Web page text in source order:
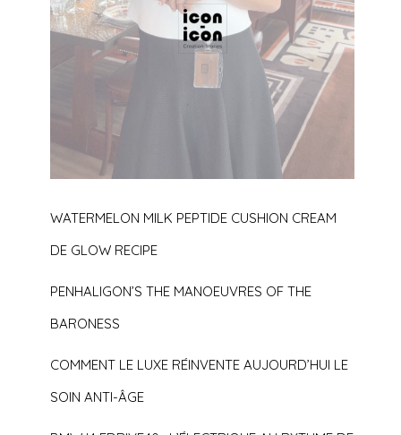
WATERMELON MILK PEPTIDE CUSHION CREAM
DE GLOW RECIPE
PENHALIGON’S THE MANOEUVRES OF THE
BARONESS
COMMENT LE LUXE RÉINVENTE AUJOURD’HUI LE
SOIN ANTI-ÂGE